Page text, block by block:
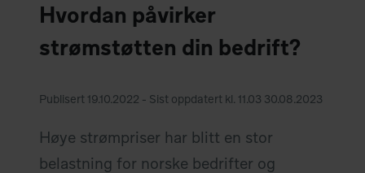
Hvordan påvirker
strømstøtten din bedrift?
Publisert 19.10.2022 - Sist oppdatert kl. 11.03 30.08.2023
Høye strømpriser har blitt en stor
belastning for norske bedrifter og